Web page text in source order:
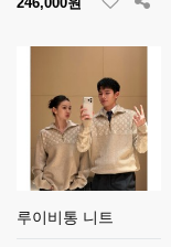
루이비통 니트